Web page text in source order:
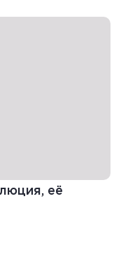
её